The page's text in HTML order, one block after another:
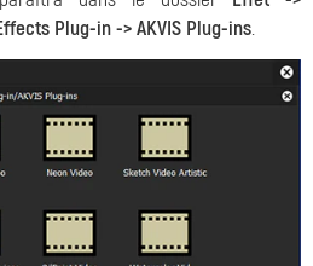
Plug-in -> AKVIS Plug-ins.